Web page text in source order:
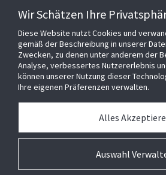
EVENTS
Über uns
Wir Schätzen Ihre
Diese Website nutzt Cookies und
gemäß der Beschreibung in unserer
Zwecken, zu denen unter anderem der
Analyse, verbessertes Nutzererlebnis
können unserer Nutzung dieser
Ihre eigenen Präferenzen verwalten.
Auswahl
Alles